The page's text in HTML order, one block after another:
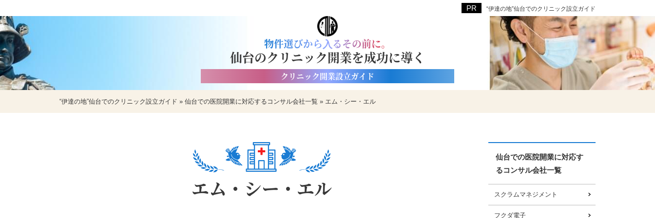
“伊達の地”仙台でのクリニック設立ガイド
物件選びから⼊るその前に。
仙台のクリニック開業を成功に導く
クリニック開業設立ガイド
“伊達の地”仙台でのクリニック設立ガイド » 仙台での医院開業に対応するコンサル会社一覧 » エム・シー・エル
エム・シー・エル
仙台での医院開業に対応す
るコンサル会社一覧
スクラムマネジメント
フクダ電子